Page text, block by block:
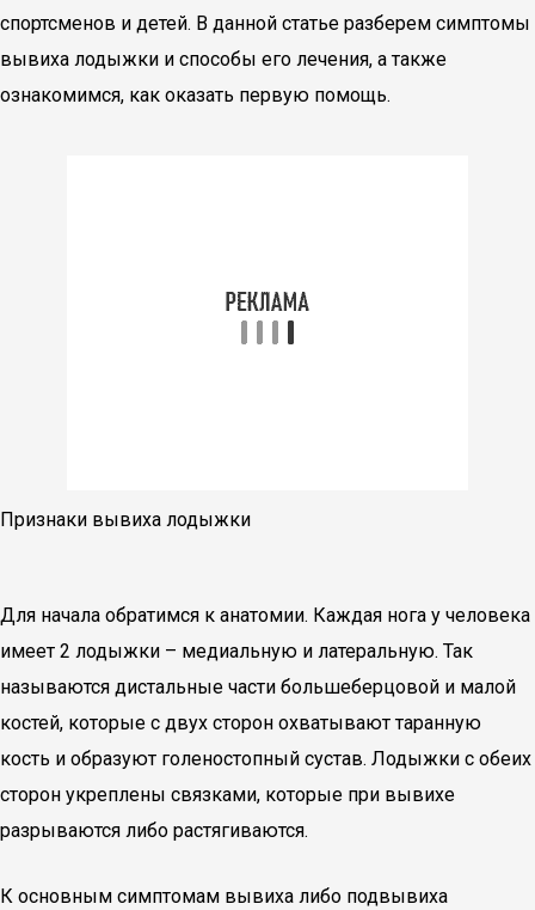
спортсменов и детей. В данной статье разберем симптомы
вывиха лодыжки и способы его лечения, а также
ознакомимся, как оказать первую помощь.
Признаки вывиха лодыжки
Для начала обратимся к анатомии. Каждая нога у человека
имеет 2 лодыжки – медиальную и латеральную. Так
называются дистальные части большеберцовой и малой
костей, которые с двух сторон охватывают таранную
кость и образуют голеностопный сустав. Лодыжки с обеих
сторон укреплены связками, которые при вывихе
разрываются либо растягиваются.
К основным симптомам вывиха либо подвывиха